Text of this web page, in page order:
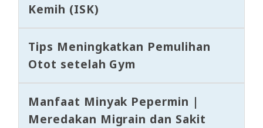
Kemih (ISK)
Tips Meningkatkan Pemulihan
Otot setelah Gym
Manfaat Minyak Pepermin |
Meredakan Migrain dan Sakit